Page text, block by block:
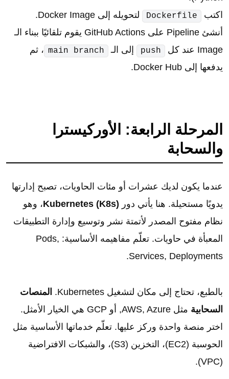
اكتب
Dockerfile
لتحويله إلى Docker Image.
أنشئ Pipeline على GitHub Actions يقوم تلقائيًا ببناء الـ
Image عند كل
push إلى الـ main branch ، ثم
يدفعها إلى Docker Hub.
المرحلة الرابعة: الأوركيسترا
والسحابة
عندما يكون لديك عشرات أو مئات الحاويات، تصبح إدارتها
يدويًا مستحيلة. هنا يأتي دور Kubernetes (K8s)، وهو
نظام مفتوح المصدر لأتمتة نشر وتوسيع وإدارة التطبيقات
المعبأة في حاويات. تعلّم مفاهيمه الأساسية: Pods,
Services, Deployments.
بالطبع، تحتاج إلى مكان لتشغيل Kubernetes.
المنصات
السحابية
مثل AWS, Azure, أو GCP هي الخيار الأمثل.
اختر منصة واحدة وركز عليها. تعلّم خدماتها الأساسية مثل
الحوسبة (EC2)، التخزين (S3)، والشبكات الافتراضية
(VPC).